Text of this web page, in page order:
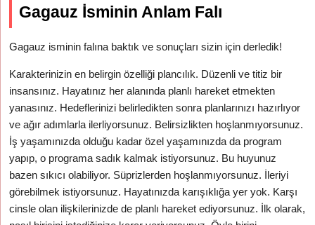
Gagauz İsminin Anlam Falı
Gagauz isminin falına baktık ve sonuçları sizin için derledik!
Karakterinizin en belirgin özelliği plancılık. Düzenli ve titiz bir
insansınız. Hayatınız her alanında planlı hareket etmekten
yanasınız. Hedeflerinizi belirledikten sonra planlarınızı hazırlıyor
ve ağır adımlarla ilerliyorsunuz. Belirsizlikten hoşlanmıyorsunuz.
İş yaşamınızda olduğu kadar özel yaşamınızda da program
yapıp, o programa sadık kalmak istiyorsunuz. Bu huyunuz
bazen sıkıcı olabiliyor. Süprizlerden hoşlanmıyorsunuz. İleriyi
görebilmek istiyorsunuz. Hayatınızda karışıklığa yer yok. Karşı
cinsle olan ilişkilerinizde de planlı hareket ediyorsunuz. İlk olarak,